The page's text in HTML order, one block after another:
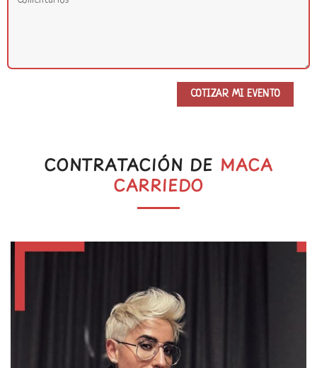
CONTRATACIÓN DE MACA
CARRIEDO